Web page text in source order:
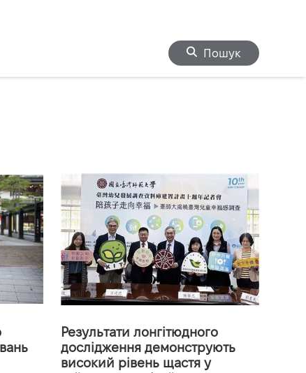
Пошук
Результати лонгітюдного
дослідження демонструють
високий рівень щастя у